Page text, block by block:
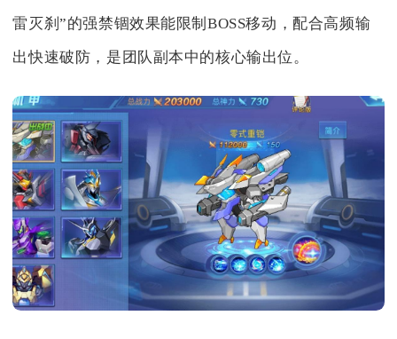
雷灭刹”的强禁锢效果能限制BOSS移动，配合高频输
出快速破防，是团队副本中的核心输出位。